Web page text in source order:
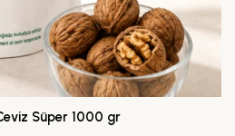
Süper 1000 gr